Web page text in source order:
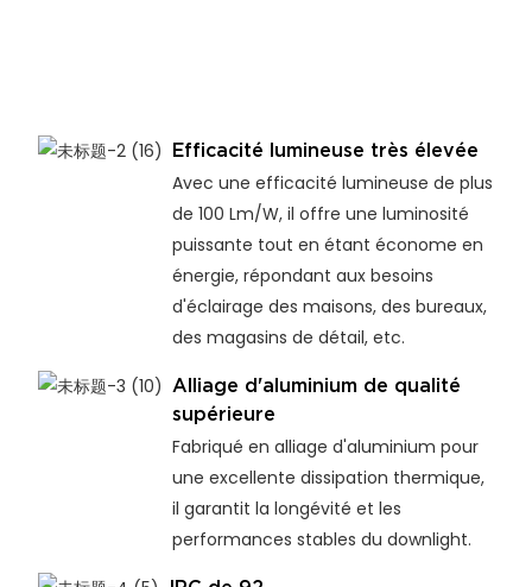
Efficacité lumineuse très élevée
Avec une efficacité lumineuse de plus
de 100 Lm/W, il offre une luminosité
puissante tout en étant économe en
énergie, répondant aux besoins
d'éclairage des maisons, des bureaux,
des magasins de détail, etc.
Alliage d'aluminium de qualité
supérieure
Fabriqué en alliage d'aluminium pour
une excellente dissipation thermique,
il garantit la longévité et les
performances stables du downlight.